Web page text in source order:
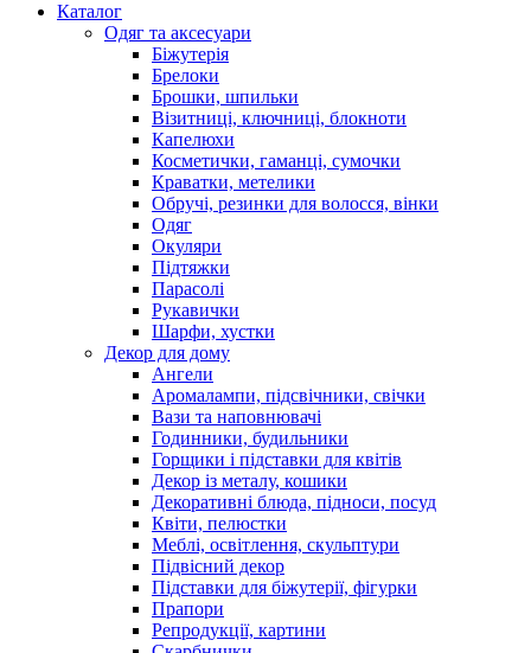
Каталог
Oдяг та аксесуари
Біжутерія
Брелоки
Брошки, шпильки
Візитниці, ключниці, блокноти
Капелюхи
Косметички, гаманці, сумочки
Краватки, метелики
Обручі, резинки для волосся, вінки
Одяг
Окуляри
Підтяжки
Парасолі
Рукавички
Шарфи, хустки
Декор для дому
Ангели
Аромалампи, підсвічники, свічки
Вази та наповнювачі
Годинники, будильники
Горщики і підставки для квітів
Декор із металу, кошики
Декоративні блюда, підноси, посуд
Квіти, пелюстки
Меблі, освітлення, скульптури
Підвісний декор
Підставки для біжутерії, фігурки
Прапори
Репродукції, картини